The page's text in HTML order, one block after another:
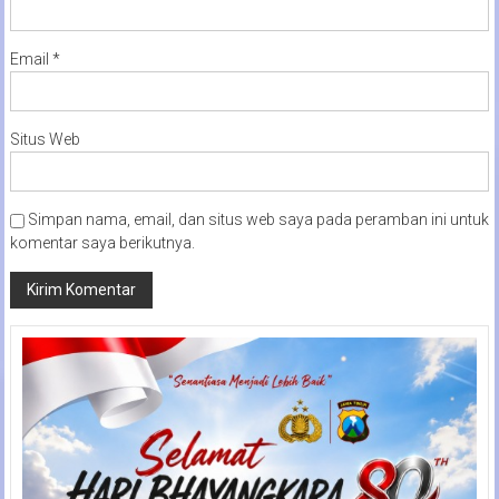
Email *
Situs Web
Simpan nama, email, dan situs web saya pada peramban ini untuk
komentar saya berikutnya.